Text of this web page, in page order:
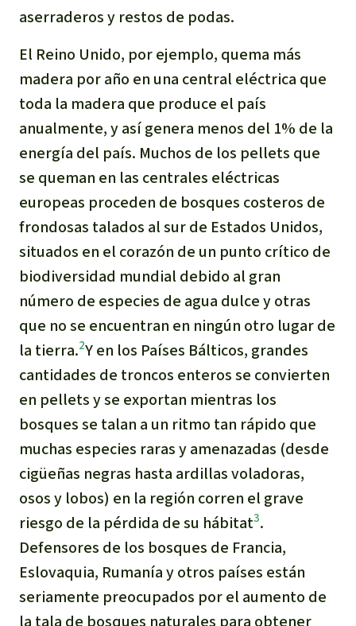
aserraderos y restos de podas.
El Reino Unido, por ejemplo, quema más
madera por año en una central eléctrica que
toda la madera que produce el país
anualmente, y así genera menos del 1% de la
energía del país. Muchos de los pellets que
se queman en las centrales eléctricas
europeas proceden de bosques costeros de
frondosas talados al sur de Estados Unidos,
situados en el corazón de un punto crítico de
biodiversidad mundial debido al gran
número de especies de agua dulce y otras
que no se encuentran en ningún otro lugar de
la tierra.2Y en los Países Bálticos, grandes
cantidades de troncos enteros se convierten
en pellets y se exportan mientras los
bosques se talan a un ritmo tan rápido que
muchas especies raras y amenazadas (desde
cigüeñas negras hasta ardillas voladoras,
osos y lobos) en la región corren el grave
riesgo de la pérdida de su hábitat3.
Defensores de los bosques de Francia,
Eslovaquia, Rumanía y otros países están
seriamente preocupados por el aumento de
la tala de bosques naturales para obtener